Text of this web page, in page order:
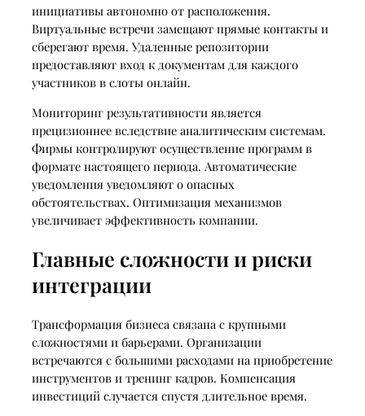
инициативы автономно от расположения.
Виртуальные встречи замещают прямые контакты и
сберегают время. Удаленные репозитории
предоставляют вход к документам для каждого
участников в слоты онлайн.
Мониторинг результативности является
прецизионнее вследствие аналитическим системам.
Фирмы контролируют осуществление программ в
формате настоящего периода. Автоматические
уведомления уведомляют о опасных
обстоятельствах. Оптимизация механизмов
увеличивает эффективность компании.
Главные сложности и риски
интеграции
Трансформация бизнеса связана с крупными
сложностями и барьерами. Организации
встречаются с большими расходами на приобретение
инструментов и тренинг кадров. Компенсация
инвестиций случается спустя длительное время.